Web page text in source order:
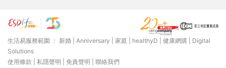
生活易服務範圍 ： 新婚 Anniversary 家庭 healthyD 健康網購
Digital
Solutions
使用條款
私隱聲明 免責聲明 聯絡我們